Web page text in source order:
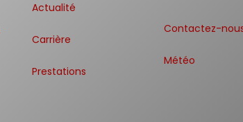
Actualité
Carrière
Prestations
Contactez-
Météo